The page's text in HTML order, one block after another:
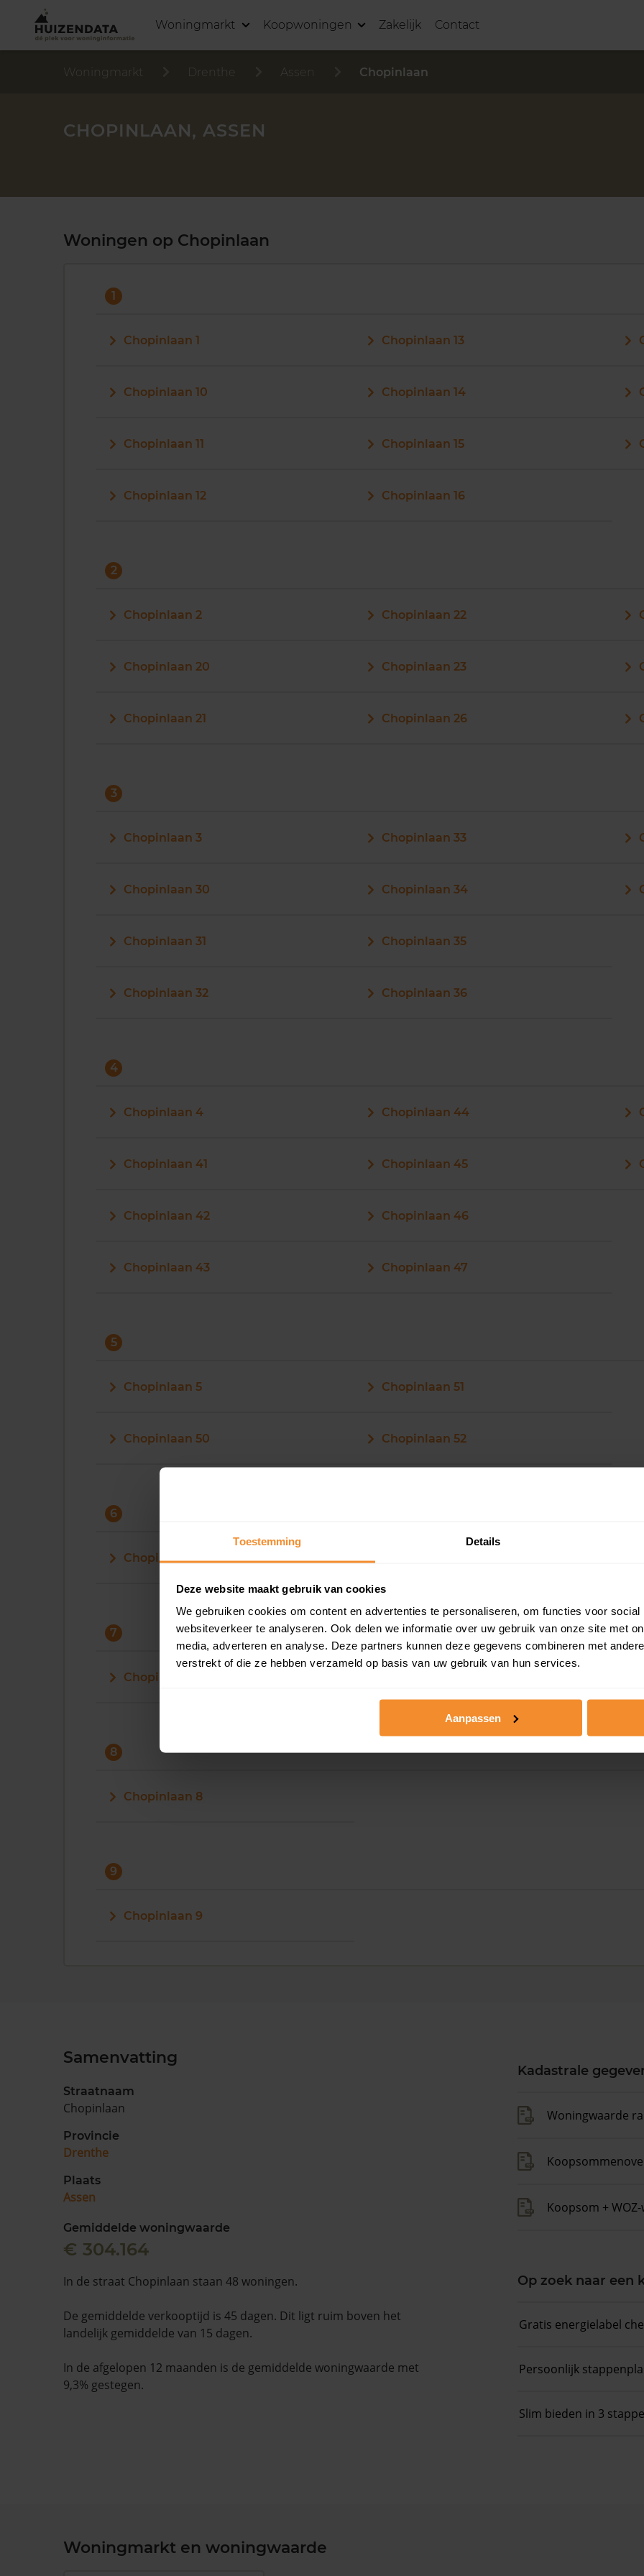
Toestemming Details
Deze website maakt gebruik van cookies
We gebruiken cookies om content en advertenties te personaliseren, om functies voor
websiteverkeer te analyseren. Ook delen we informatie over uw gebruik van onze site met
media, adverteren en analyse. Deze partners kunnen deze gegevens combineren met
verstrekt of die ze hebben verzameld op basis van uw gebruik van hun services.
Aanpassen
Woningmarkt Koopwoningen Zakelijk Contact
Woningmarkt Drenthe Assen Chopinlaan
CHOPINLAAN, ASSEN
Woningen op Chopinlaan
1
Chopinlaan 1
Chopinlaan 10
Chopinlaan 11
Chopinlaan 12
Chopinlaan 13
Chopinlaan 14
Chopinlaan 15
Chopinlaan 16
2
Chopinlaan 2
Chopinlaan 20
Chopinlaan 21
Chopinlaan 22
Chopinlaan 23
Chopinlaan 26
3
Chopinlaan 3
Chopinlaan 30
Chopinlaan 31
Chopinlaan 32
Chopinlaan 33
Chopinlaan 34
Chopinlaan 35
Chopinlaan 36
4
Chopinlaan 4
Chopinlaan 41
Chopinlaan 42
Chopinlaan 43
Chopinlaan 44
Chopinlaan 45
Chopinlaan 46
Chopinlaan 47
5
Chopinlaan 5
Chopinlaan 50
Chopinlaan 51
Chopinlaan 52
6
Chopinlaan 6
7
Chopinlaan 7
8
Chopinlaan 8
9
Chopinlaan 9
Samenvatting
Straatnaam
Chopinlaan
Provincie
Drenthe
Plaats
Assen
Gemiddelde woningwaarde
€ 304.164
In de straat Chopinlaan staan 48 woningen.
De gemiddelde verkooptijd is 45 dagen. Dit ligt ruim boven het
landelijk gemiddelde van 15 dagen.
In de afgelopen 12 maanden is de gemiddelde woningwaarde met
9,3% gestegen.
Kadastrale
Woningwaarde
Koopsom +
Op zoek naar een
Gratis energielabel
Persoonlijk
Slim bieden in 3
Woningmarkt en woningwaarde